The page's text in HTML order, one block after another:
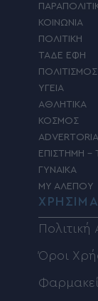
ΚΟΙΝΩΝΙΑ
ΠΟΛΙΤΙΚΗ
ΤΑΔΕ ΕΦΗ
ΠΟΛΙΤΙΣΜΟΣ
ΥΓΕΙΑ
ΑΘΛΗΤΙΚΑ
ΚΟΣΜΟΣ
ΕΠΙΣΤΗΜΗ –
ΓΥΝΑΙΚΑ
MY ΑΛΕΠΟΥ
ΧΡΗΣΙΜΑ
Όροι